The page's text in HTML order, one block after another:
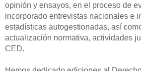
opinión y ensayos, en el proceso de
incorporado entrevistas nacionales e
estadísticas autogestionadas, así
actualización normativa, actividades
CED.